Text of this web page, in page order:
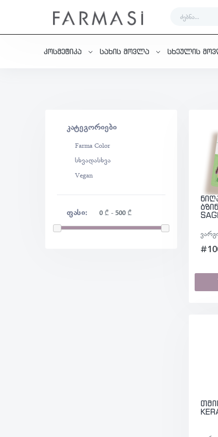
კოსმეტიკა სახის მოვლა სხეულის
ᲙᲐᲢᲔᲒᲝᲠᲘᲔᲑᲘ
Farma Color
სხვადასხვა
Vegan
ᲤᲐᲡᲘ: 0₾- 500₾